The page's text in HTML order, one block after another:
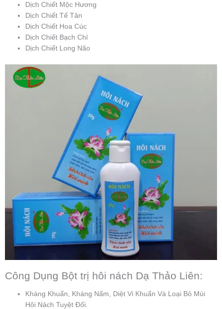
Dịch Chiết Mộc Hương
Dịch Chiết Tế Tân
Dịch Chiết Hoa Cúc
Dịch Chiết Bạch Chỉ
Dịch Chiết Long Não
Công Dụng Bột trị hôi nách Dạ Thảo Liên:
Kháng Khuẩn, Kháng Nấm, Diệt Vi Khuẩn Và Loại Bỏ Mùi
Hôi Nách Tuyệt Đối.